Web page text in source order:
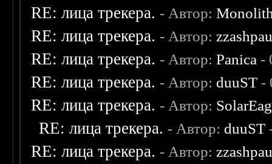
RE: лица трекера. - Автор:
RE: лица трекера. - Автор:
RE: лица трекера. - Автор:Panica -
RE: лица трекера. - Автор: duuST -
RE: лица трекера. - Автор:
RE: лица трекера. - Автор: duuST
RE: лица трекера. - Автор: